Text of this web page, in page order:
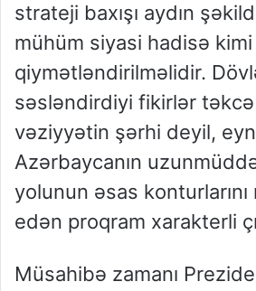
strateji baxışı aydın
mühüm siyasi hadisə kimi
qiymətləndirilməlidir.
səsləndirdiyi fikirlər
vəziyyətin şərhi deyil,
Azərbaycanın
yolunun əsas
edən proqram xarakterli
Müsahibə zamanı